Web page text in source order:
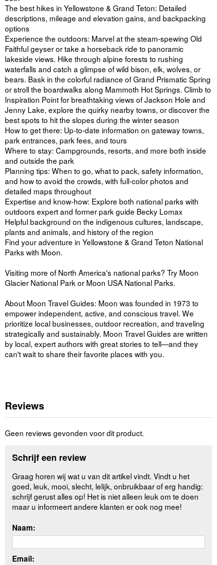
The best hikes in Yellowstone & Grand Teton: Detailed
descriptions, mileage and elevation gains, and backpacking
options
Experience the outdoors: Marvel at the steam-spewing Old
Faithful geyser or take a horseback ride to panoramic
lakeside views. Hike through alpine forests to rushing
waterfalls and catch a glimpse of wild bison, elk, wolves, or
bears. Bask in the colorful radiance of Grand Prismatic Spring
or stroll the boardwalks along Mammoth Hot Springs. Climb to
Inspiration Point for breathtaking views of Jackson Hole and
Jenny Lake, explore the quirky nearby towns, or discover the
best spots to hit the slopes during the winter season
How to get there: Up-to-date information on gateway towns,
park entrances, park fees, and tours
Where to stay: Campgrounds, resorts, and more both inside
and outside the park
Planning tips: When to go, what to pack, safety information,
and how to avoid the crowds, with full-color photos and
detailed maps throughout
Expertise and know-how: Explore both national parks with
outdoors expert and former park guide Becky Lomax
Helpful background on the indigenous cultures, landscape,
plants and animals, and history of the region
Find your adventure in Yellowstone & Grand Teton National
Parks with Moon.
Visiting more of North America's national parks? Try Moon
Glacier National Park or Moon USA National Parks.
About Moon Travel Guides: Moon was founded in 1973 to
empower independent, active, and conscious travel. We
prioritize local businesses, outdoor recreation, and traveling
strategically and sustainably. Moon Travel Guides are written
by local, expert authors with great stories to tell—and they
can't wait to share their favorite places with you.
Reviews
Geen reviews gevonden voor dit product.
Schrijf een review
Graag horen wij wat u van dit artikel vindt. Vindt u het
goed, leuk, mooi, slecht, lelijk, onbruikbaar of erg handig:
schrijf gerust alles op! Het is niet alleen leuk om te doen
maar u informeert andere klanten er ook nog mee!
Naam:
Email: